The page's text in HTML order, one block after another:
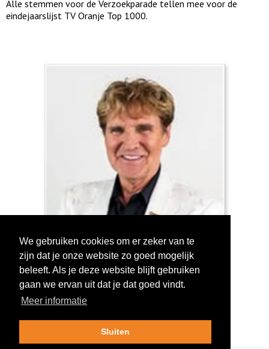
Alle stemmen voor de Verzoekparade tellen mee voor de
eindejaarslijst TV Oranje Top 1000.
Log in om te stemmen!
We gebruiken cookies om er zeker van te
zijn dat je onze website zo goed mogelijk
beleeft. Als je deze website blijft gebruiken
gaan we ervan uit dat je dat goed vindt.
Meer informatie
Sluiten